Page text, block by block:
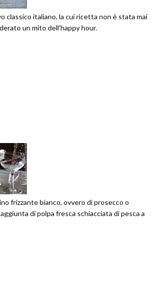
classico italiano, la cui ricetta non è stata mai
un mito dell'happy hour.
frizzante bianco, ovvero di prosecco o
di polpa fresca schiacciata di pesca a